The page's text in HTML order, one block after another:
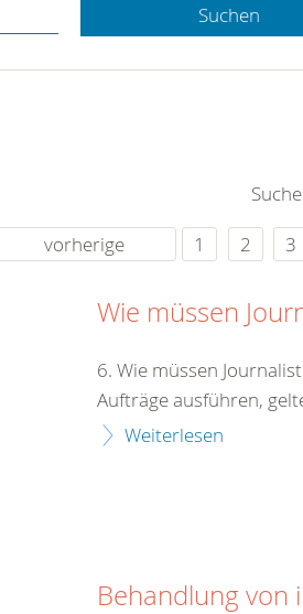
Hotline.
gerne.
rund um die Uhr
Suchen
vorherige
1 2 3
Wie müssen
6. Wie müssen
Aufträge ausführen,
Weiterlesen
Behandlung von